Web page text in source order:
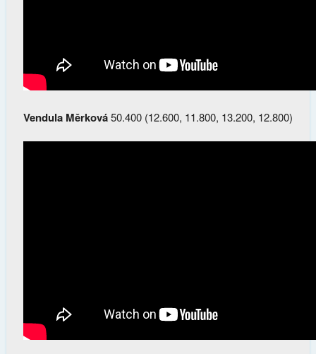
Vendula Měrková50.400 (12.600, 11.800, 13.200, 12.800)